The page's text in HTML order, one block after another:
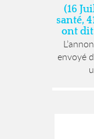
(16
santé,
ont
envoyé